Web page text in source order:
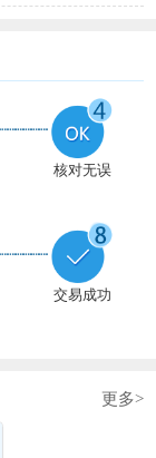
核对无误
交易成功
更多>
东